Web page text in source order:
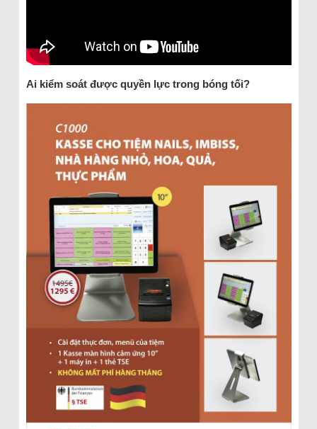
Ai kiểm soát được quyền lực trong bóng tối?